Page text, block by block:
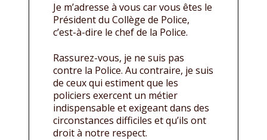
Je m’adresse à vous car vous êtes le
Président du Collège de Police,
c’est-à-dire le chef de la Police.
Rassurez-vous, je ne suis pas
contre la Police. Au contraire, je suis
de ceux qui estiment que les
policiers exercent un métier
indispensable et exigeant dans des
circonstances difficiles et qu’ils ont
droit à notre respect.